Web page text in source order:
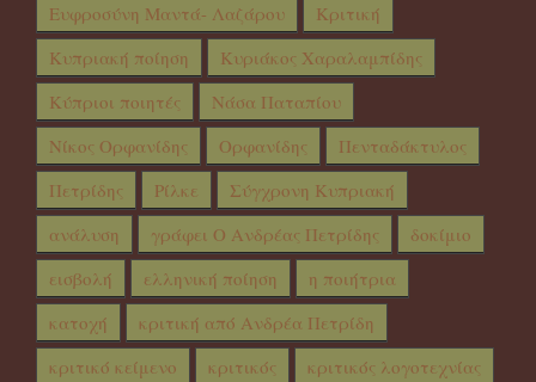
Ευφροσύνη Μαντά- Λαζάρου
Κριτική
Κυπριακή ποίηση
Κυριάκος Χαραλαμπίδης
Κύπριοι ποιητές
Νάσα Παταπίου
Νίκος Ορφανίδης
Ορφανίδης
Πενταδάκτυλος
Πετρίδης
Ρίλκε
Σύγχρονη Κυπριακή
ανάλυση
γράφει Ο Ανδρέας Πετρίδης
δοκίμιο
εισβολή
ελληνική ποίηση
η ποιήτρια
κατοχή
κριτική από Ανδρέα Πετρίδη
κριτικό κείμενο
κριτικός κριτικός λογοτεχνίας